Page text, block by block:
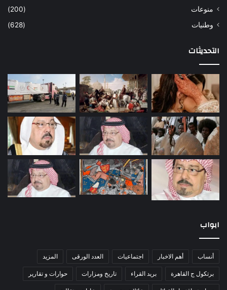
منوعات
(200)
وطنيات
(628)
التحديثات
ابواب
أنساب أهم الاخبار اجتماعيات العدد الورقى المزيد
برتكول ج القاهرة بريد القراء تاريخ ومزارات حوارات و تقارير